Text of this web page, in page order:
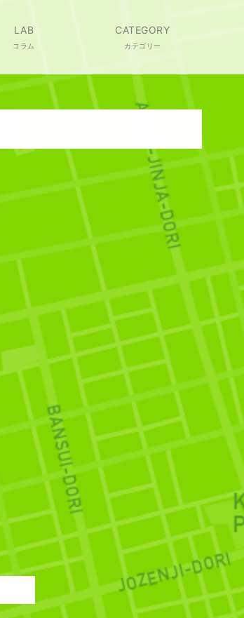
LAB
コラム
CATEGORY
カテゴリー
資系のフレキシビリティ
外資系のフレキシビリテ